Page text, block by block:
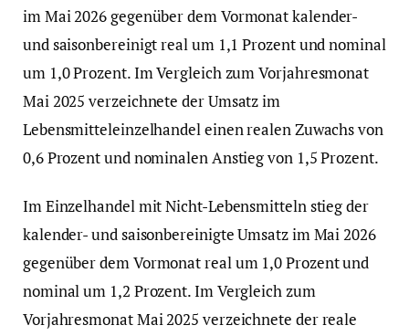
im Mai 2026 gegenüber dem Vormonat kalender-
und saisonbereinigt real um 1,1 Prozent und nominal
um 1,0 Prozent. Im Vergleich zum Vorjahresmonat
Mai 2025 verzeichnete der Umsatz im
Lebensmitteleinzelhandel einen realen Zuwachs von
0,6 Prozent und nominalen Anstieg von 1,5 Prozent.
Im Einzelhandel mit Nicht-Lebensmitteln stieg der
kalender- und saisonbereinigte Umsatz im Mai 2026
gegenüber dem Vormonat real um 1,0 Prozent und
nominal um 1,2 Prozent. Im Vergleich zum
Vorjahresmonat Mai 2025 verzeichnete der reale